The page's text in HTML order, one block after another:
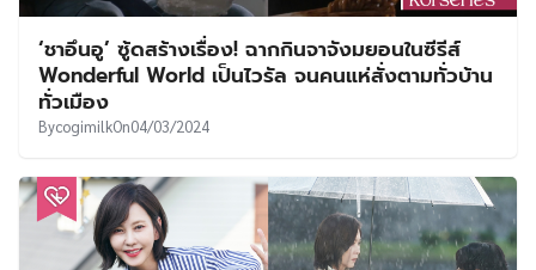
‘ชาอึนอู’ ซู้ดสร้างเรื่อง! ฉากกินจาจังมยอนในซีรีส์
Wonderful World เป็นไวรัล จนคนแห่สั่งตามทั่วบ้าน
ทั่วเมือง
BycogimilkOn04/03/2024